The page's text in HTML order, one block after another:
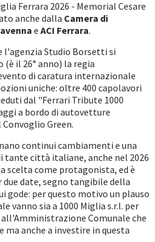
Ferrara 2026 - Memorial Cesare
anche dalla Camera di
e ACI Ferrara.
l'agenzia Studio Borsetti si
il 26° anno) la regia
di caratura internazionale
uniche: oltre 400 capolavori
dal "Ferrari Tribute 1000
a bordo di autovetture
Green.
continui cambiamenti e una
città italiane, anche nel 2026
scelta come protagonista, ed è
date, segno tangibile della
gode: per questo motivo un plauso
vanno sia a 1000 Miglia s.r.l. per
Comunale che
ma anche a investire in questa